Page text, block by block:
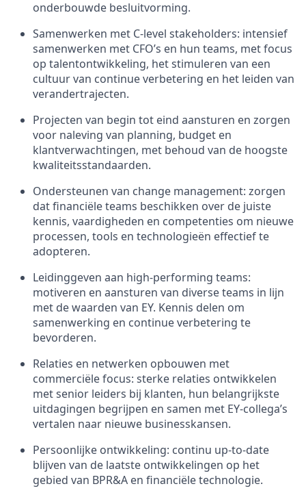
onderbouwde besluitvorming.
Samenwerken met C-level stakeholders: intensief
samenwerken met CFO’s en hun teams, met focus
op talentontwikkeling, het stimuleren van een
cultuur van continue verbetering en het leiden van
verandertrajecten.
Projecten van begin tot eind aansturen en zorgen
voor naleving van planning, budget en
klantverwachtingen, met behoud van de hoogste
kwaliteitsstandaarden.
Ondersteunen van change management: zorgen
dat financiële teams beschikken over de juiste
kennis, vaardigheden en competenties om nieuwe
processen, tools en technologieën effectief te
adopteren.
Leidinggeven aan high-performing teams:
motiveren en aansturen van diverse teams in lijn
met de waarden van EY. Kennis delen om
samenwerking en continue verbetering te
bevorderen.
Relaties en netwerken opbouwen met
commerciële focus: sterke relaties ontwikkelen
met senior leiders bij klanten, hun belangrijkste
uitdagingen begrijpen en samen met EY-collega’s
vertalen naar nieuwe businesskansen.
Persoonlijke ontwikkeling: continu up-to-date
blijven van de laatste ontwikkelingen op het
gebied van BPR&A en financiële technologie.